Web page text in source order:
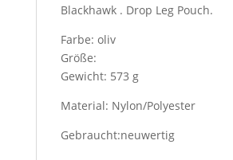
Blackhawk . Drop Leg Pouch.
Farbe: oliv
Größe:
Gewicht: 573 g
Material: Nylon/Polyester
Gebraucht:neuwertig